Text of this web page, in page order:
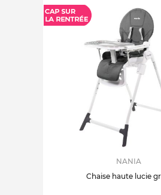
NANIA
Chaise haute lucie